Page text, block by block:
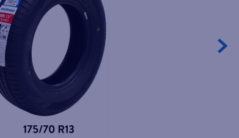
herbal rosa
ponds
aceite
venus gillette
tip top